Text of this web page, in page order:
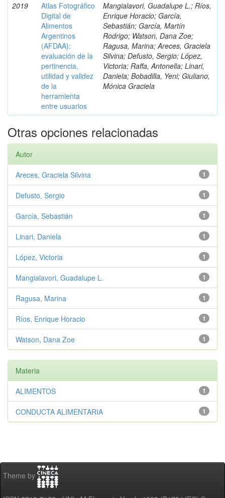
2019
Atlas Fotográfico
Digital de
Alimentos
Argentinos
(AFDAA):
evaluación de la
pertinencia,
utilidad y validez
de la
herramienta
entre usuarios
Mangialavori, Guadalupe L.; Ríos,
Enrique Horacio; García,
Sebastián; García, Martín
Rodrigo; Watson, Dana Zoe;
Ragusa, Marina; Areces, Graciela
Silvina; Defusto, Sergio; López,
Victoria; Raffa, Antonella; Linari,
Daniela; Bobadilla, Yeni; Giuliano,
Mónica Graciela
Otras opciones relacionadas
Autor
1
Areces, Graciela Silvina
1
Defusto, Sergio
1
García, Sebastián
1
Linari, Daniela
1
López, Victoria
1
Mangialavori, Guadalupe L.
1
Ragusa, Marina
1
Ríos, Enrique Horacio
1
Watson, Dana Zoe
Materia
1
ALIMENTOS
1
CONDUCTA ALIMENTARIA
Theme by